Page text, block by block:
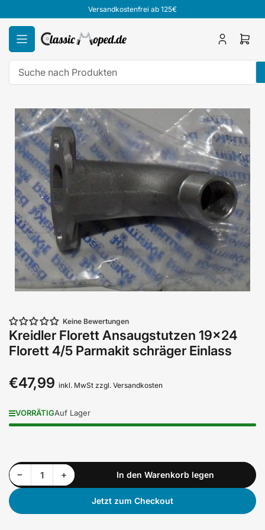
Inhalt
springen
Versandkostenfrei ab 125€
Produkten
Anmelden
Zu
Produktinformationen
springen
Keine Bewertungen
Kreidler Florett Ansaugstutzen 19x24
Florett 4/5 Parmakit schräger Einlass
Normaler
€47,99 inkl. MwSt zzgl. Versandkosten
VORRÄTIGAuf Lager
−Menge reduzieren für Kreidler Florett Ansaugstutzen 19x24 Florett 4/5 Parmakit schräger Einlass
Anzahl +Menge erhöhen für Kreidler Florett Ansaugstutzen 19x24 Florett 4/5 Parmakit schräger Einlass In den Warenkorb legen
Jetzt zum Checkout